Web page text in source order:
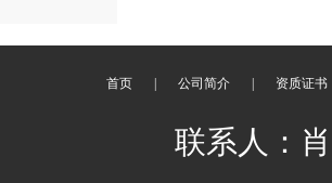
首页 公司简介 资质证书
联系人：